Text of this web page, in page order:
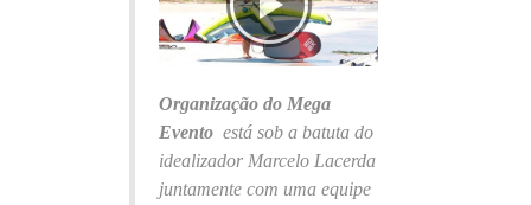
Organização do Mega
Evento está sob a batuta do
idealizador Marcelo Lacerda
juntamente com uma equipe